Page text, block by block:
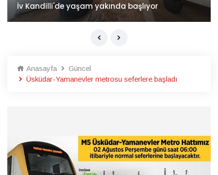
İv Kandilli'de yaşam yakında başlıyor
Anasayfa
Güncel
Üsküdar-Yamanevler metrosu seferlere başladı